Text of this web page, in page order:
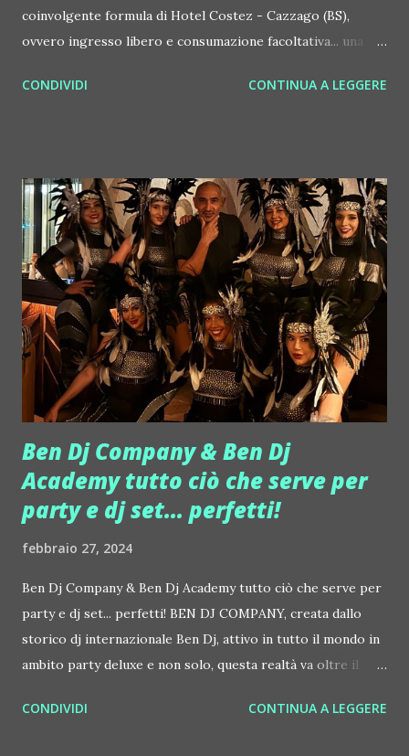
coinvolgente formula di Hotel Costez - Cazzago (BS),
ovvero ingresso libero e consumazione facoltativa... una
divertimento, in tutta la Franciacorta Sono due serate, a
in console ecco invece Luca Mede, mentre Mapez è al
microfono... In particolare Davide Briosi, alias Brio, è un
vocalist nei Club più importanti d'Italia, speaker ufficiale del
Basket Brescia Leonessa e conduttore televisivo una
importante tv bresciana. Direttore Artistico a lungo di
locali di riferimento come Circus beatclub - Brescia, Brio,
grazie a professionalità ed umiltà, collabora con artisti di
fama internazionale come: Federico Scavo, Vinai, Me...
CONDIVIDI CONTINUA A LEGGERE
Ben Dj Company & Ben Dj
Academy tutto ciò che serve per
party e dj set... perfetti!
febbraio 27, 2024
Ben Dj Company & Ben Dj Academy tutto ciò che serve per
party e dj set... perfetti! BEN DJ COMPANY, creata dallo
storico dj internazionale Ben Dj, attivo in tutto il mondo in
ambito party deluxe e non solo, questa realtà va oltre il
dell'innovazione nel campo dello scouting, del management
CONDIVIDI CONTINUA A LEGGERE